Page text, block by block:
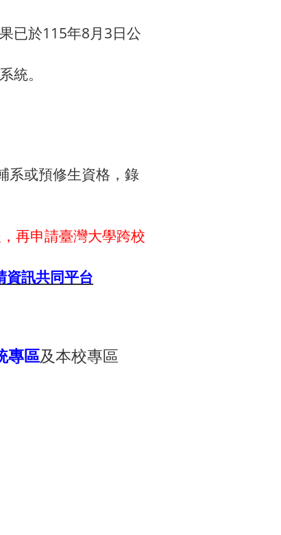
已於115年8月3日公
統。
系或預修生資格，錄
再申請臺灣大學跨校
資訊共同平台
專區及本校專區